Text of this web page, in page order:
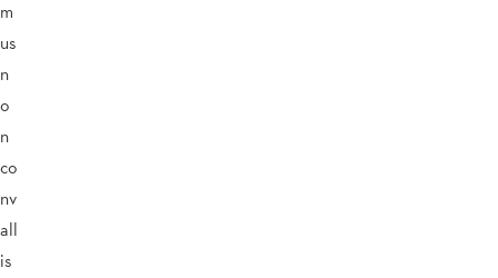
m
us
n
o
n
co
nv
all
is